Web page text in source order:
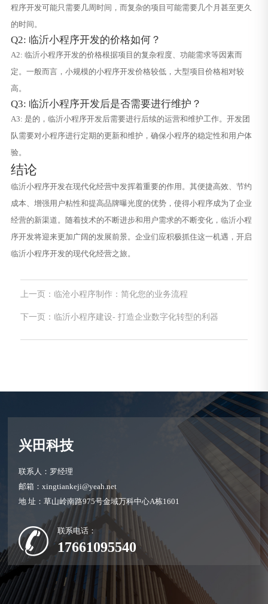
程序开发可能只需要几周时间，而复杂的项目可能需要几个月甚至更久
的时间。
Q2: 临沂小程序开发的价格如何？
A2: 临沂小程序开发的价格根据项目的复杂程度、功能需求等因素而
定。一般而言，小规模的小程序开发价格较低，大型项目价格相对较
高。
Q3: 临沂小程序开发后是否需要进行维护？
A3: 是的，临沂小程序开发后需要进行后续的运营和维护工作。开发团
队需要对小程序进行定期的更新和维护，确保小程序的稳定性和用户体
验。
结论
临沂小程序开发在现代化经营中发挥着重要的作用。其便捷高效、节约
成本、增强用户粘性和提高品牌曝光度的优势，使得小程序成为了企业
经营的新渠道。随着技术的不断进步和用户需求的不断变化，临沂小程
序开发将迎来更加广阔的发展前景。企业们应积极抓住这一机遇，开启
临沂小程序开发的现代化经营之旅。
上一页：临沧小程序制作：简化您的业务流程
下一页：临沂小程序建设- 打造企业数字化转型的利器
兴田科技
联系人：罗经理
邮箱：xingtiankeji@yeah.net
地 址：草山岭南路975号金域万科中心A栋1601
联系电话：
17661095540